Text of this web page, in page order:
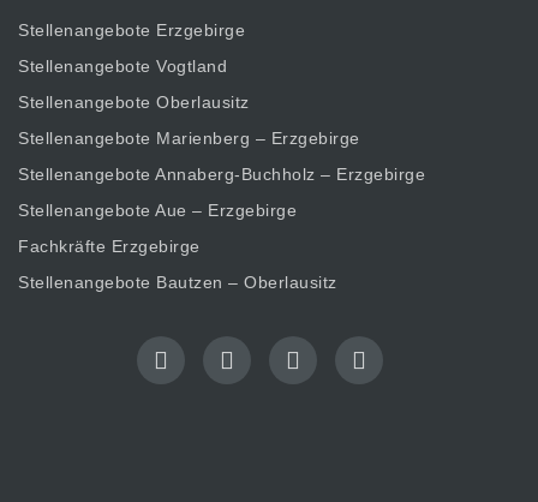
Stellenangebote Erzgebirge
Stellenangebote Vogtland
Stellenangebote Oberlausitz
Stellenangebote Marienberg – Erzgebirge
Stellenangebote Annaberg-Buchholz – Erzgebirge
Stellenangebote Aue – Erzgebirge
Fachkräfte Erzgebirge
Stellenangebote Bautzen – Oberlausitz